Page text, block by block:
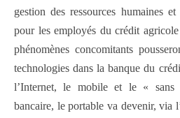
gestion des ressources humaines
pour les employés du crédit
phénomènes concomitants
technologies dans la banque du
l’Internet, le mobile et le «
bancaire, le portable va devenir, via